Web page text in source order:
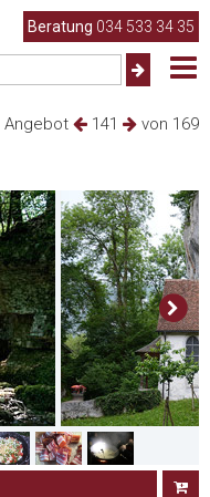
Beratung 034 533 34 35
Angebot 141 von 169